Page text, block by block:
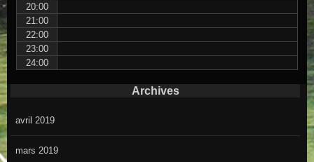
20:00
21:00
22:00
23:00
24:00
Archives
avril 2019
mars 2019